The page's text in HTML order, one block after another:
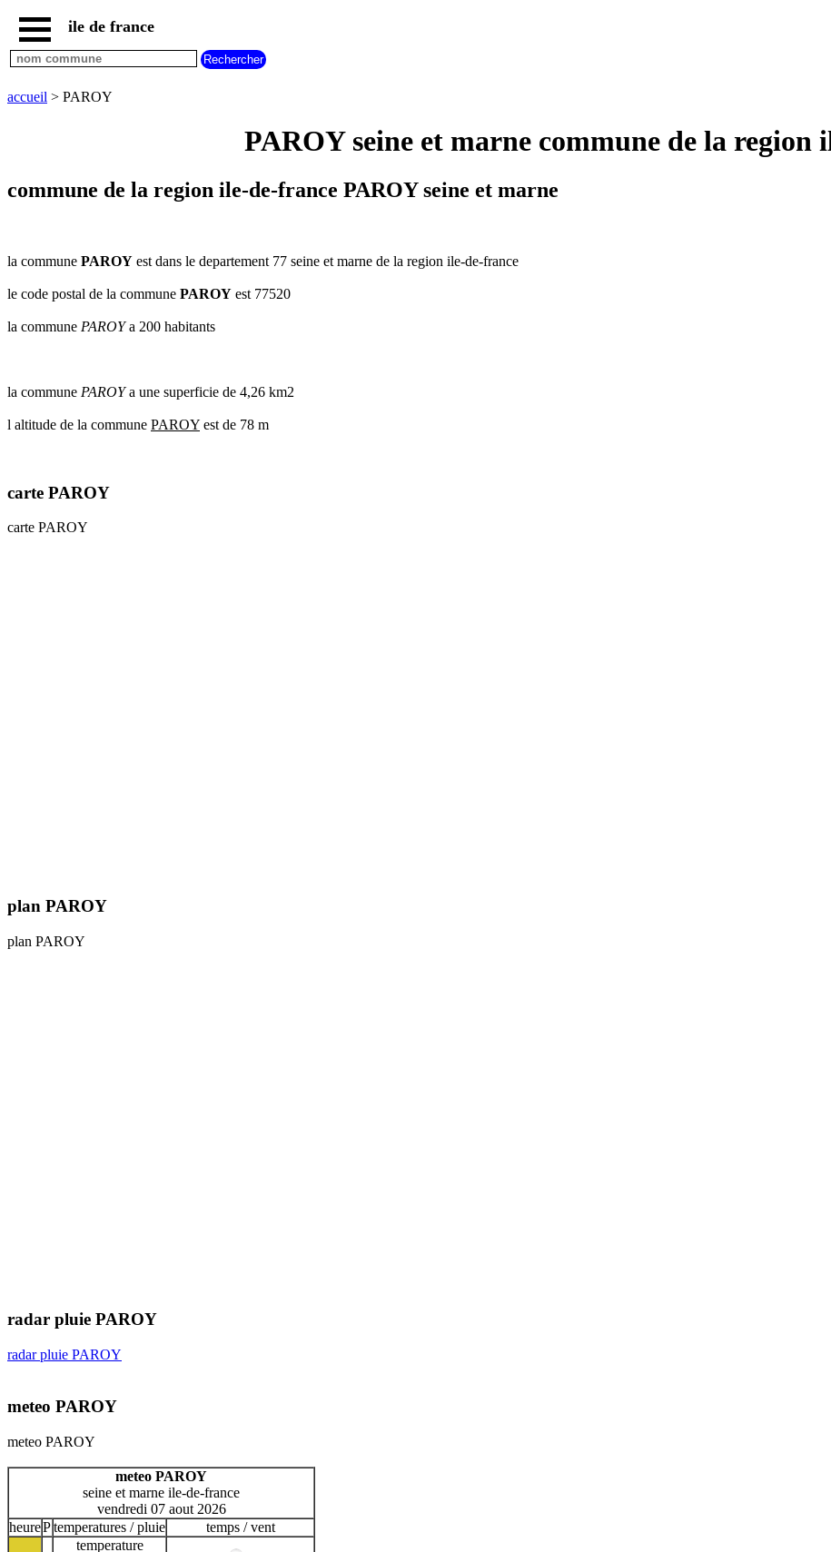
accueil
paris
communes
seine
marne
seine
denis
d
oise
communes
communes
ile de france
accueil > PAROY
PAROY seine et marne commune de la region
commune de la region ile-de-france PAROY seine et marne
la commune PAROY est dans le departement 77 seine et marne de la region ile-de-france
le code postal de la commune PAROY est 77520
la commune PAROYa 200 habitants
la commune PAROYa une superficie de 4,26 km2
l altitude de la commune PAROY est de 78 m
carte PAROY
carte PAROY
plan PAROY
plan PAROY
radar pluie PAROY
radar pluie PAROY
meteo PAROY
meteo PAROY
meteo PAROY
seine et marne ile-de-france
vendredi 07 aout 2026
heurePtemperatures / pluie temps / vent
temperature